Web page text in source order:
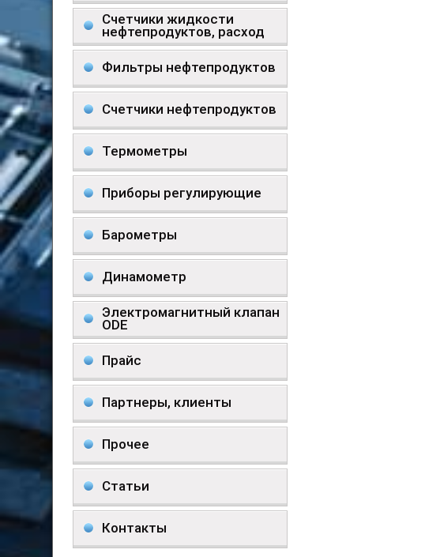
Счетчики жидкости
нефтепродуктов, расход
Фильтры нефтепродуктов
Счетчики нефтепродуктов
Термометры
Приборы регулирующие
Барометры
Динамометр
Электромагнитный клапан
ODE
Прайс
Партнеры, клиенты
Прочее
Статьи
Контакты